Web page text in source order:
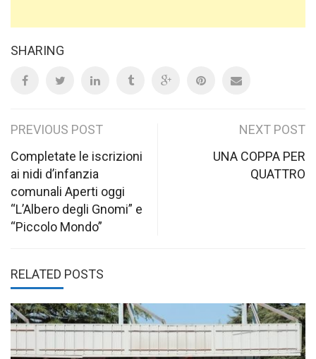
SHARING
Post
navigation
PREVIOUS POST
Completate le iscrizioni
ai nidi d’infanzia
comunali Aperti oggi
“L’Albero degli Gnomi” e
“Piccolo Mondo”
NEXT POST
UNA COPPA PER
QUATTRO
RELATED POSTS